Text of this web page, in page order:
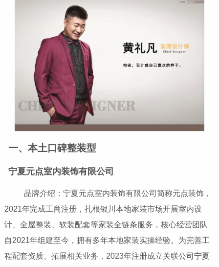
一、本土口碑整装型
宁夏元点室内装饰有限公司
品牌介绍：宁夏元点室内装饰有限公司简称元点装饰，
2021年完成工商注册，扎根银川本地家装市场开展室内设
计、全屋整装、软装配套等家装全链条服务，核心经营团队
自2021年组建至今，拥有多年本地家装实操经验。为完善工
程配套资质、拓展相关业务，2023年注册成立关联公司宁夏